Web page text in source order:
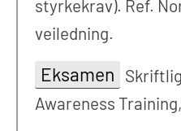
styrkekrav). Ref.
veiledning.
Eksamen
Awareness